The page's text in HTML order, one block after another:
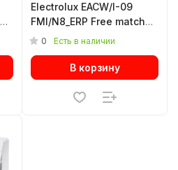
Electrolux EACW/I-09
FMI/N8_ERP Free match
сплит-системы,
0 Есть в наличии
В корзину